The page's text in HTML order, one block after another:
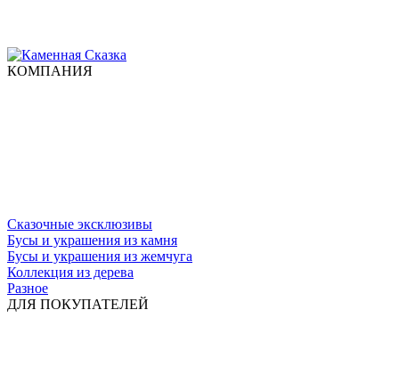
КОМПАНИЯ
Сказочные эксклюзивы
Бусы и украшения из камня
Бусы и украшения из жемчуга
Коллекция из дерева
Разное
ДЛЯ ПОКУПАТЕЛЕЙ